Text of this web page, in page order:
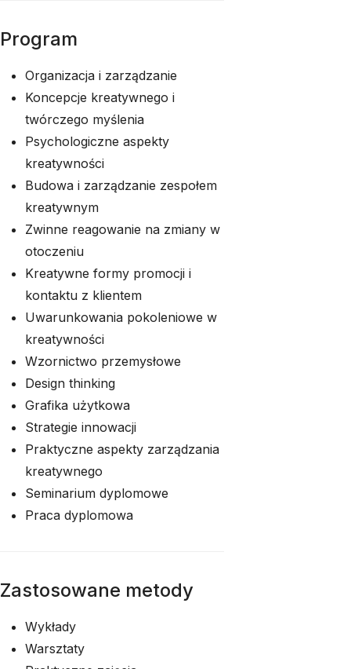
Program
Organizacja i zarządzanie
Koncepcje kreatywnego i
twórczego myślenia
Psychologiczne aspekty
kreatywności
Budowa i zarządzanie zespołem
kreatywnym
Zwinne reagowanie na zmiany w
otoczeniu
Kreatywne formy promocji i
kontaktu z klientem
Uwarunkowania pokoleniowe w
kreatywności
Wzornictwo przemysłowe
Design thinking
Grafika użytkowa
Strategie innowacji
Praktyczne aspekty zarządzania
kreatywnego
Seminarium dyplomowe
Praca dyplomowa
Zastosowane metody
Wykłady
Warsztaty